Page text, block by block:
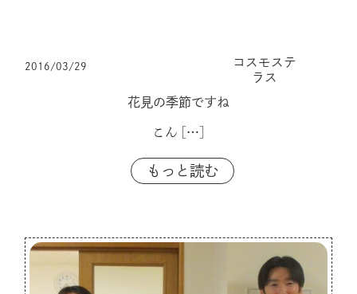
2016/03/29
コスモステ
ラス
花見の季節ですね
こん […]
もっと読む